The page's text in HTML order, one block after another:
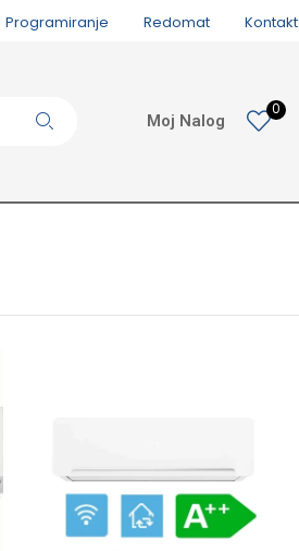
Programiranje Redomat Kontakt
Moj Nalog
0